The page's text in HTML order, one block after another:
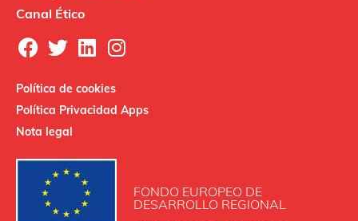
Canal Ético
Política de cookies
Política Privacidad Apps
Nota legal
FONDO EUROPEO DE
DESARROLLO REGIONAL